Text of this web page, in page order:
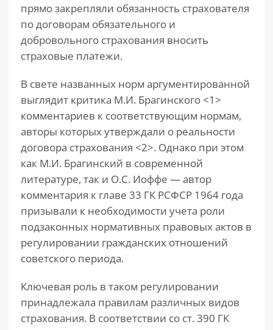
прямо закрепляли обязанность страхователя
по договорам обязательного и
добровольного страхования вносить
страховые платежи.
В свете названных норм аргументированной
выглядит критика М.И. Брагинского <1>
комментариев к соответствующим нормам,
авторы которых утверждали о реальности
договора страхования <2>. Однако при этом
как М.И. Брагинский в современной
литературе, так и О.С. Иоффе — автор
комментария к главе 33 ГК РСФСР 1964 года
призывали к необходимости учета роли
подзаконных нормативных правовых актов в
регулировании гражданских отношений
советского периода.
Ключевая роль в таком регулировании
принадлежала правилам различных видов
страхования. В соответствии со ст. 390 ГК